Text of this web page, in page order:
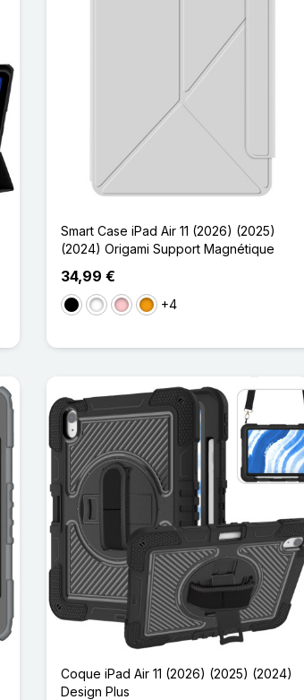
Smart Case iPad Air 11 (2026) (2025)
(2024) Origami Support Magnétique
34,99 €
NoirBlancRoseOrange
+4
Coque iPad Air 11 (2026) (2025) (2024)
Design Plus